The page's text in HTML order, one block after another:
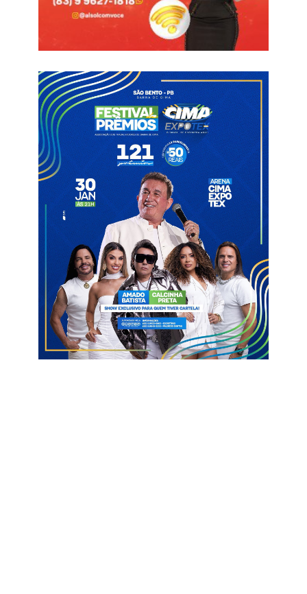
• Catolé do Rocha – R$ 3.361.960,00;
• Riacho dos Cavalos – R$ 1.318.267,00;
• Belém do Brejo do Cruz – R$ 1.096.995,00;
• Brejo dos Santos – R$ 1.003.394,00
• Jericó – R$ 901.283,00 (beneficiando 1.361 famílias).
Outros quatro municípios também foram contemplados com
repasses significativos:
• Bom Sucesso – R$ 608.204,00;
• Lagoa – R$ 660.007,00;
• Mato Grosso – R$ 356.370,00;